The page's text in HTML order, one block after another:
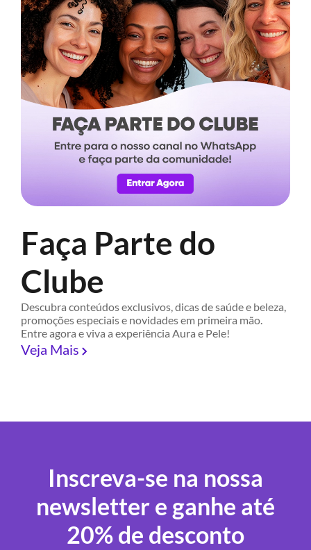
Faça Parte do
Clube
Descubra conteúdos exclusivos, dicas de saúde e beleza,
promoções especiais e novidades em primeira mão.
Entre agora e viva a experiência Aura e Pele!
Veja Mais
Inscreva-se na nossa
newsletter e ganhe até
20% de desconto